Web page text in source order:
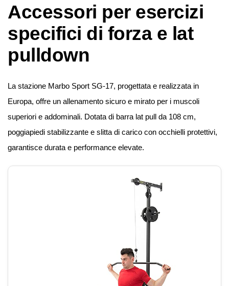
Accessori per esercizi
specifici di forza e lat
pulldown
La stazione Marbo Sport SG-17, progettata e realizzata in
Europa, offre un allenamento sicuro e mirato per i muscoli
superiori e addominali. Dotata di barra lat pull da 108 cm,
poggiapiedi stabilizzante e slitta di carico con occhielli protettivi,
garantisce durata e performance elevate.